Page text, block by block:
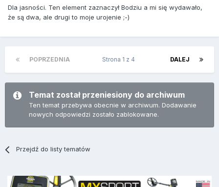
Dla jasności. Ten element zaznaczył Bodziu a mi się wydawało,
że są dwa, ale drugi to moje urojenie ;-)
POPRZEDNIA DALEJ
Strona 1 z 4
Temat został przeniesiony do archiwum
Ten temat przebywa obecnie w archiwum. Dodawanie
nowych odpowiedzi zostało zablokowane.
Przejdź do listy tematów